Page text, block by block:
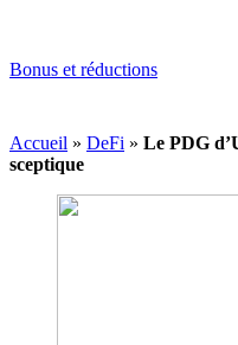
Bonus et réductions
Accueil » DeFi » Le PDG
sceptique